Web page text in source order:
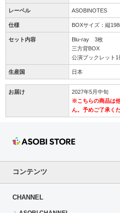
レーベル ASOBINOTES
仕様 BOXサイズ：縦
セット内容
Blu-ray 3枚
三方背BOX
公演ブックレット1
生産国 日本
お届け
2027年5月中旬
※こちらの商品は
ん。予めご了承く
コンテンツ
CHANNEL